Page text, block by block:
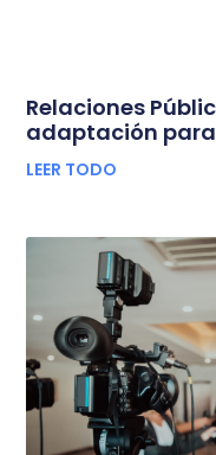
Relaciones
adaptación
LEER TODO